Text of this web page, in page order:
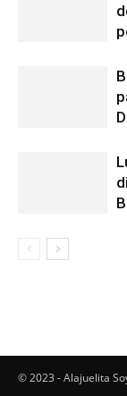
© 2023 - Alajuelita